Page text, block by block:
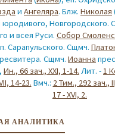
и Ангеляра. Блж. Николая
Новгородского.
и всея Руси. Собор
Сарапульского. Сщмч.
Сщмч. Иоанна
Ин., 66 зач., XXI, 1-14. Лит. - 1
14-23. Вмч.: 2 Тим., 292 зач.,
17 - XVI, 2.
АНАЛИТИКА